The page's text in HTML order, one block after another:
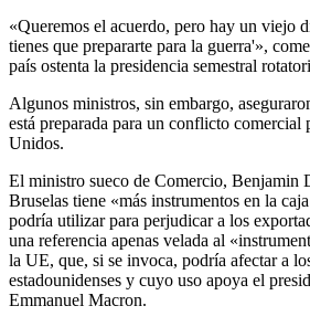
«Queremos el acuerdo, pero hay un viejo
tienes que prepararte para la guerra'»,
país ostenta la presidencia semestral
Algunos ministros, sin embargo,
está preparada para un conflicto comercial
Unidos.
El ministro sueco de Comercio, Benjamin
Bruselas tiene «más instrumentos en la
podría utilizar para perjudicar a los
una referencia apenas velada al
la UE, que, si se invoca, podría afectar a
estadounidenses y cuyo uso apoya el
Emmanuel Macron.